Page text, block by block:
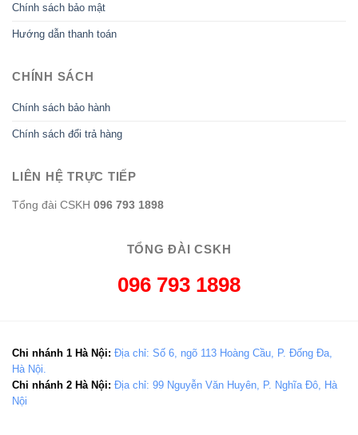
Chính sách bảo mật
Hướng dẫn thanh toán
CHÍNH SÁCH
Chính sách bảo hành
Chính sách đổi trả hàng
LIÊN HỆ TRỰC TIẾP
Tổng đài CSKH 096 793 1898
TỔNG ĐÀI CSKH
096 793 1898
Chi nhánh 1 Hà Nội: Địa chỉ: Số 6, ngõ 113 Hoàng Cầu, P. Đống Đa,
Hà Nội.
Chi nhánh 2 Hà Nội: Địa chỉ: 99 Nguyễn Văn Huyên, P. Nghĩa Đô, Hà
Nội